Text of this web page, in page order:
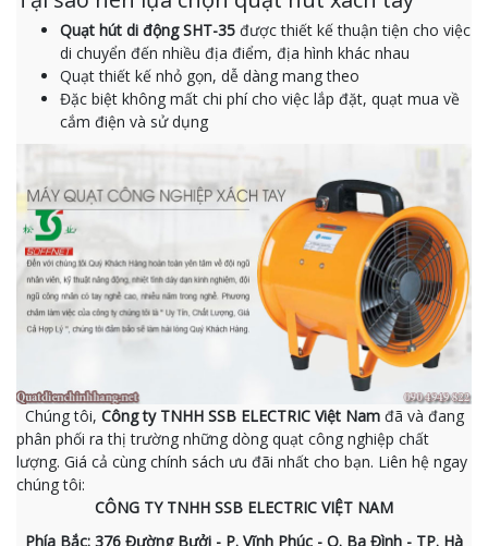
Quạt hút di động SHT-35 được thiết kế thuận tiện cho việc
di chuyển đến nhiều địa điểm, địa hình khác nhau
Quạt thiết kế nhỏ gọn, dễ dàng mang theo
Đặc biệt không mất chi phí cho việc lắp đặt, quạt mua về
cắm điện và sử dụng
Chúng tôi, Công ty TNHH SSB ELECTRIC Việt Nam đã và đang
phân phối ra thị trường những dòng quạt công nghiệp chất
lượng. Giá cả cùng chính sách ưu đãi nhất cho bạn. Liên hệ ngay
chúng tôi:
CÔNG TY TNHH SSB ELECTRIC VIỆT NAM
Phía Bắc: 376 Đường Bưởi - P. Vĩnh Phúc - Q. Ba Đình - TP. Hà